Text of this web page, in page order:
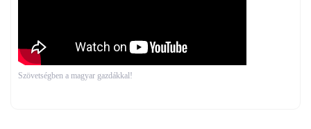
Szövetségben a magyar gazdákkal!